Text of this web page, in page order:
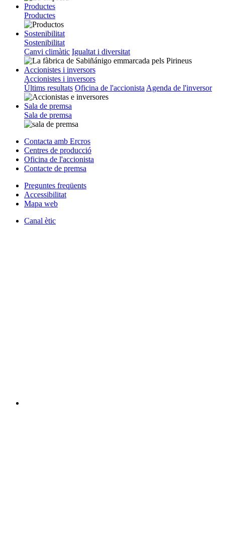
Productes
Productes
Sostenibilitat
Sostenibilitat
Canvi climàtic Igualtat i diversitat
Accionistes i inversors
Accionistes i inversors
Últims resultats Oficina de l'accionista Agenda de l'inversor
Sala de premsa
Sala de premsa
Contacta amb Ercros
Centres de producció
Oficina de l'accionista
Contacte de premsa
Preguntes freqüents
Accessibilitat
Mapa web
Canal ètic